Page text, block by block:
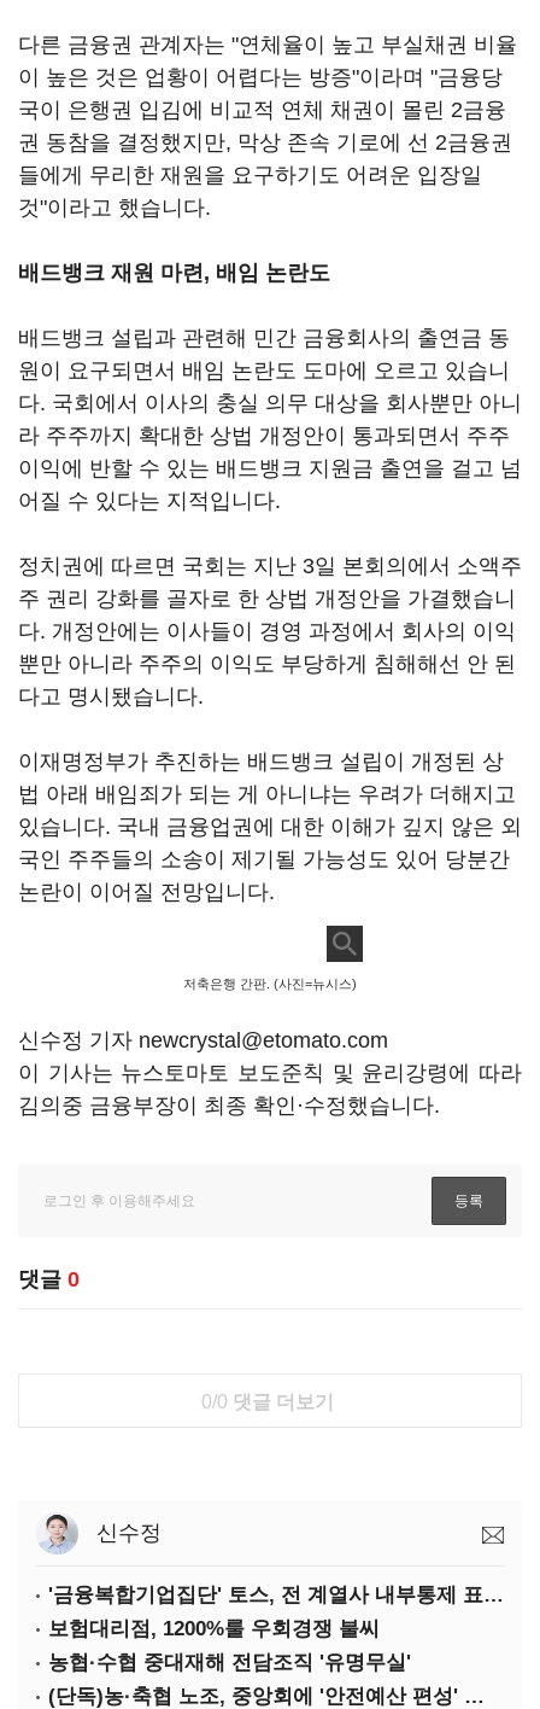
다른 금융권 관계자는 "연체율이 높고 부실채권 비율
이 높은 것은 업황이 어렵다는 방증"이라며 "금융당
국이 은행권 입김에 비교적 연체 채권이 몰린 2금융
권 동참을 결정했지만, 막상 존속 기로에 선 2금융권
들에게 무리한 재원을 요구하기도 어려운 입장일
것"이라고 했습니다.
배드뱅크 재원 마련, 배임 논란도
배드뱅크 설립과 관련해 민간 금융회사의 출연금 동
원이 요구되면서 배임 논란도 도마에 오르고 있습니
다. 국회에서 이사의 충실 의무 대상을 회사뿐만 아니
라 주주까지 확대한 상법 개정안이 통과되면서 주주
이익에 반할 수 있는 배드뱅크 지원금 출연을 걸고 넘
어질 수 있다는 지적입니다.
정치권에 따르면 국회는 지난 3일 본회의에서 소액주
주 권리 강화를 골자로 한 상법 개정안을 가결했습니
다. 개정안에는 이사들이 경영 과정에서 회사의 이익
뿐만 아니라 주주의 이익도 부당하게 침해해선 안 된
다고 명시됐습니다.
이재명정부가 추진하는 배드뱅크 설립이 개정된 상
법 아래 배임죄가 되는 게 아니냐는 우려가 더해지고
있습니다. 국내 금융업권에 대한 이해가 깊지 않은 외
국인 주주들의 소송이 제기될 가능성도 있어 당분간
논란이 이어질 전망입니다.
저축은행 간판. (사진=뉴시스)
신수정 기자 newcrystal@etomato.com
이 기사는 뉴스토마토 보도준칙 및 윤리강령에 따라
김의중 금융부장이 최종 확인·수정했습니다.
댓글 0
0/0 댓글 더보기
신수정
'금융복합기업집단' 토스, 전 계열사 내부통제 표준화
보험대리점, 1200%룰 우회경쟁 불씨
농협·수협 중대재해 전담조직 '유명무실'
(단독)농·축협 노조, 중앙회에 '안전예산 편성' 요구